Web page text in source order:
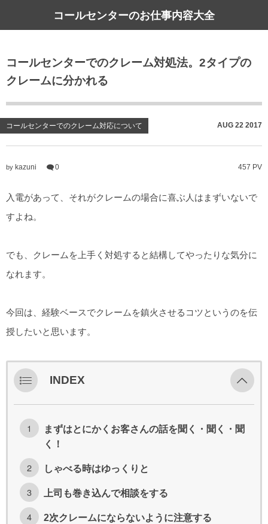
コールセンターのお仕事内容大全
コールセンターでのクレーム対処法。2タイプの
クレームに分かれる
コールセンターでのクレーム対応について AUG 22 2017
by kazuni 0 457 PV
入電があって、それがクレームの場合に喜ぶ人はまずいないで
すよね。
でも、クレームを上手く対処すると結構してやったりな気分に
なれます。
今回は、経験ベースでクレームを鎮火させるコツというのを伝
授したいと思います。
INDEX
まずはとにかくお客さんの話を聞く・聞く・聞
く！
しゃべる時はゆっくりと
上司も巻き込んで相談をする
2次クレームにならないように注意する